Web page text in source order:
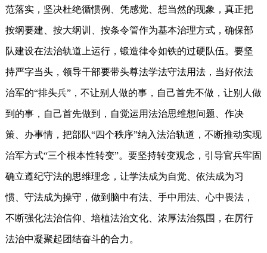
范落实，坚决杜绝循惯例、凭感觉、想当然的现象，真正把
按纲要建、按大纲训、按条令管作为基本治理方式，确保部
队建设在法治轨道上运行，锻造律令如铁的过硬队伍。要坚
持严字当头，领导干部要带头尊法学法守法用法，当好依法
治军的“排头兵”，不让别人做的事，自己首先不做，让别人做
到的事，自己首先做到，自觉运用法治思维想问题、作决
策、办事情，把部队“四个秩序”纳入法治轨道，不断推动实现
治军方式“三个根本性转变”。要坚持转变观念，引导官兵牢固
确立遵纪守法的思维理念，让学法成为自觉、依法成为习
惯、守法成为操守，做到脑中有法、手中用法、心中畏法，
不断强化法治信仰、培植法治文化、浓厚法治氛围，在厉行
法治中凝聚起团结奋斗的合力。